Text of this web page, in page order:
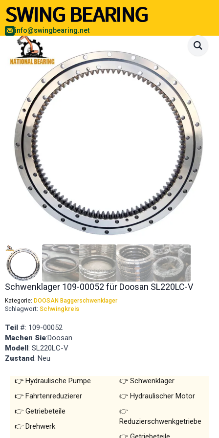
info@swingbearing.net
Schwenklager 109-00052 für Doosan SL220LC-V
Kategorie: DOOSAN Baggerschwenklager
Schlagwort: Schwingkreis
Teil #: 109-00052
Machen Sie:Doosan
Modell: SL220LC-V
Zustand: Neu
Hydraulische Pumpe
Fahrtenreduzierer
Getriebeteile
Drehwerk
Schwenklager
Hydraulischer Motor
Reduzierschwenkgetriebe